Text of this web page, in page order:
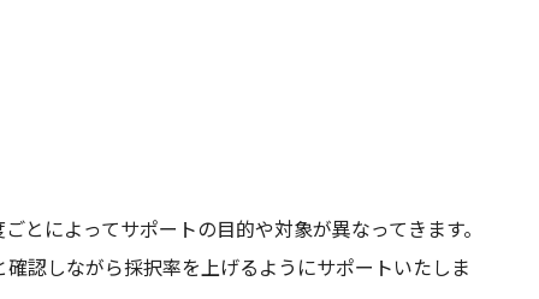
とによってサポートの目的や対象が異なってきます。
認しながら採択率を上げるようにサポートいたしま